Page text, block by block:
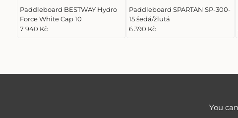
Paddleboard BESTWAY Hydro
Force White Cap 10
7 940 Kč
Paddleboard SPARTAN SP-300-
15 šedá/žlutá
6 390 Kč
You